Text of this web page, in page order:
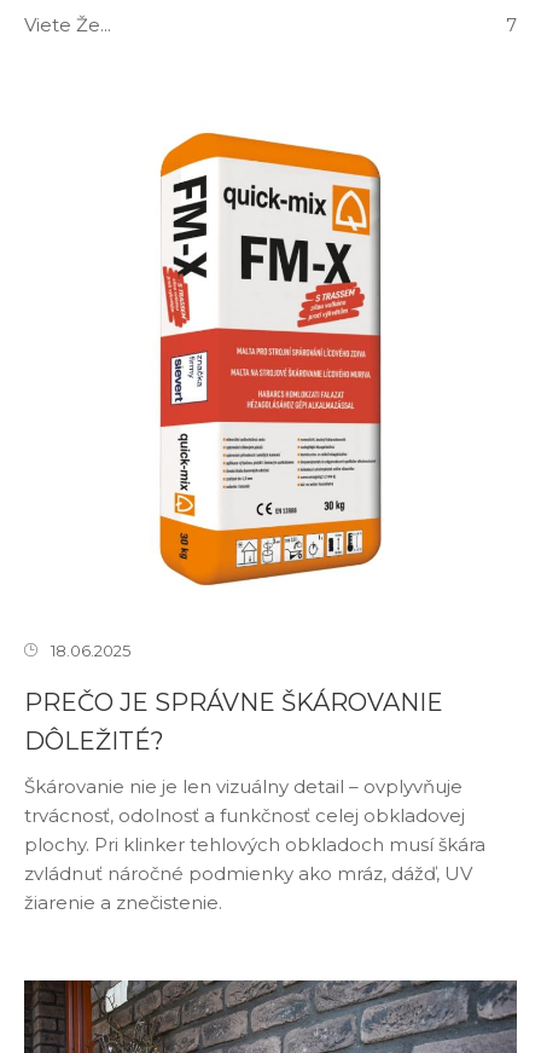
Viete Že...
7
18.06.2025
PREČO JE SPRÁVNE ŠKÁROVANIE
DÔLEŽITÉ?
Škárovanie nie je len vizuálny detail – ovplyvňuje
trvácnosť, odolnosť a funkčnosť celej obkladovej
plochy. Pri klinker tehlových obkladoch musí škára
zvládnuť náročné podmienky ako mráz, dážď, UV
žiarenie a znečistenie.